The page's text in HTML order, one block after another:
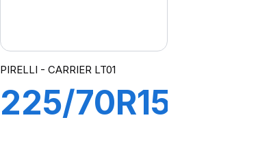
PIRELLI - CARRIER LT01
225/70R15C